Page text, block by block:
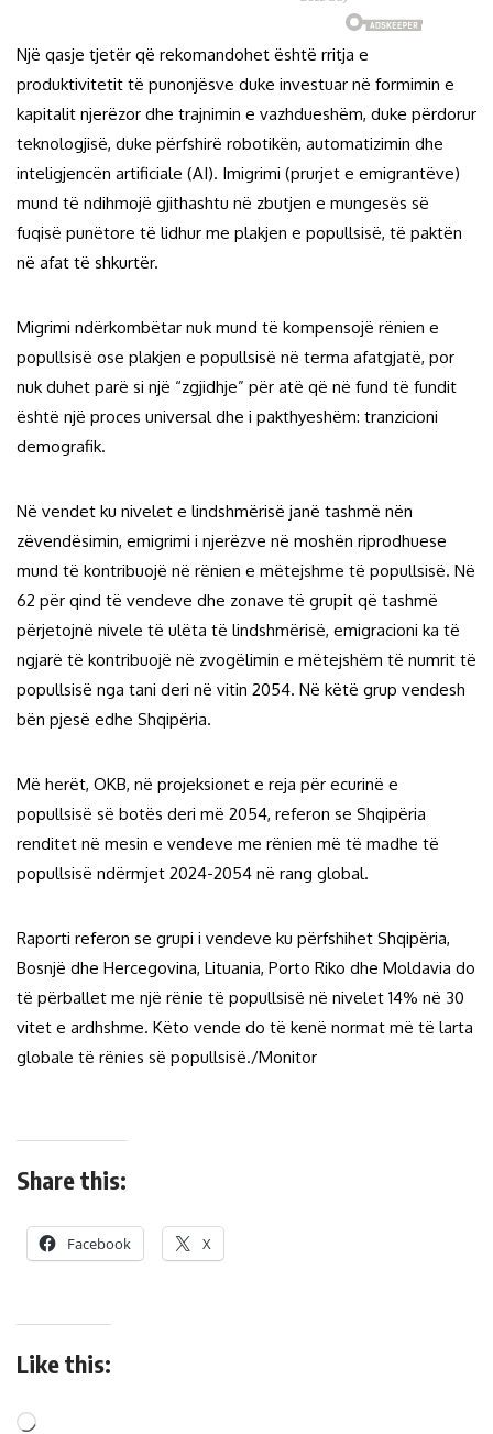
Një qasje tjetër që rekomandohet është rritja e
produktivitetit të punonjësve duke investuar në formimin e
kapitalit njerëzor dhe trajnimin e vazhdueshëm, duke përdorur
teknologjisë, duke përfshirë robotikën, automatizimin dhe
inteligjencën artificiale (AI). Imigrimi (prurjet e emigrantëve)
mund të ndihmojë gjithashtu në zbutjen e mungesës së
fuqisë punëtore të lidhur me plakjen e popullsisë, të paktën
në afat të shkurtër.
Migrimi ndërkombëtar nuk mund të kompensojë rënien e
popullsisë ose plakjen e popullsisë në terma afatgjatë, por
nuk duhet parë si një “zgjidhje” për atë që në fund të fundit
është një proces universal dhe i pakthyeshëm: tranzicioni
demografik.
Në vendet ku nivelet e lindshmërisë janë tashmë nën
zëvendësimin, emigrimi i njerëzve në moshën riprodhuese
mund të kontribuojë në rënien e mëtejshme të popullsisë. Në
62 për qind të vendeve dhe zonave të grupit që tashmë
përjetojnë nivele të ulëta të lindshmërisë, emigracioni ka të
ngjarë të kontribuojë në zvogëlimin e mëtejshëm të numrit të
popullsisë nga tani deri në vitin 2054. Në këtë grup vendesh
bën pjesë edhe Shqipëria.
Më herët, OKB, në projeksionet e reja për ecurinë e
popullsisë së botës deri më 2054, referon se Shqipëria
renditet në mesin e vendeve me rënien më të madhe të
popullsisë ndërmjet 2024-2054 në rang global.
Raporti referon se grupi i vendeve ku përfshihet Shqipëria,
Bosnjë dhe Hercegovina, Lituania, Porto Riko dhe Moldavia do
të përballet me një rënie të popullsisë në nivelet 14% në 30
vitet e ardhshme. Këto vende do të kenë normat më të larta
globale të rënies së popullsisë./Monitor
Share this:
Facebook X
Like this: